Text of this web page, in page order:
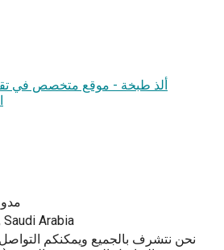
ألذ طبخة - موقع متخصص في
Saudi Arabia
نحن نتشرف بالجميع ويمكنكم التواصل